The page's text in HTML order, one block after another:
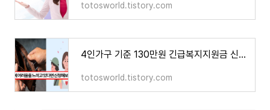
totosworld.tistory.com
4인가구 기준 130만원 긴급복지지원금 신청방법
totosworld.tistory.com